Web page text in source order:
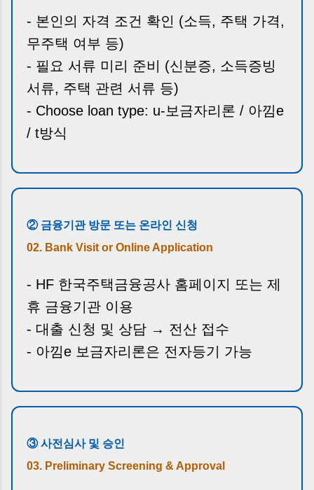
- 본인의 자격 조건 확인 (소득, 주택 가격,
무주택 여부 등)
- 필요 서류 미리 준비 (신분증, 소득증빙
서류, 주택 관련 서류 등)
- Choose loan type: u-보금자리론 / 아낌e
/ t방식
② 금융기관 방문 또는 온라인 신청
02. Bank Visit or Online Application
- HF 한국주택금융공사 홈페이지 또는 제
휴 금융기관 이용
- 대출 신청 및 상담 → 전산 접수
- 아낌e 보금자리론은 전자등기 가능
③ 사전심사 및 승인
03. Preliminary Screening & Approval